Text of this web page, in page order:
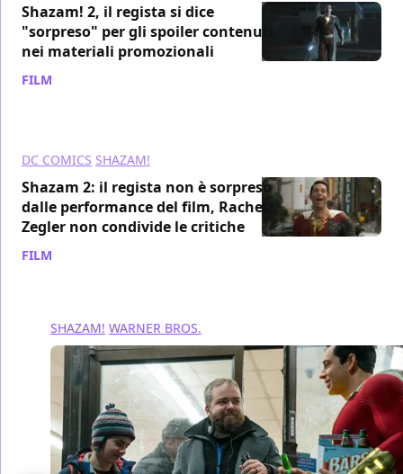
Shazam! 2, il regista si dice
"sorpreso" per gli spoiler contenuti
nei materiali promozionali
FILM
DC COMICS SHAZAM!
Shazam 2: il regista non è sorpreso
dalle performance del film, Rachel
Zegler non condivide le critiche
FILM
SHAZAM! WARNER BROS.